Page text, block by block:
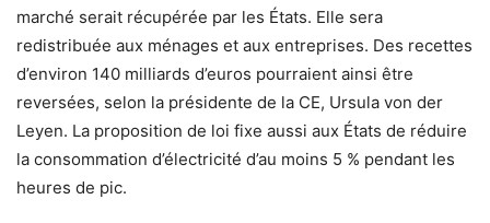
marché serait récupérée par les États. Elle sera
redistribuée aux ménages et aux entreprises. Des recettes
d’environ 140 milliards d’euros pourraient ainsi être
reversées, selon la présidente de la CE, Ursula von der
Leyen. La proposition de loi fixe aussi aux États de réduire
la consommation d’électricité d’au moins 5 % pendant les
heures de pic.